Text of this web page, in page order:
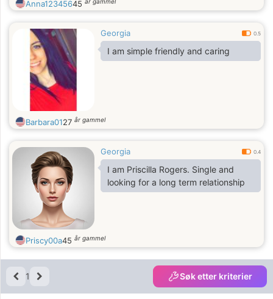
and friendship are three elements
Anna12345645
Georgia 0.5
I am simple friendly and caring
Barbara0127 år gammel
Georgia 0.4
I am Priscilla Rogers. Single and
looking for a long term relationship
Priscy00a45 år gammel
1 Søk etter kriterier